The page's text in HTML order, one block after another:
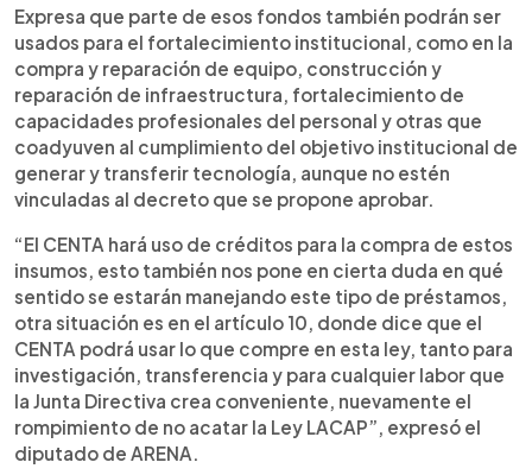
Expresa que parte de esos fondos también podrán ser
usados para el fortalecimiento institucional, como en la
compra y reparación de equipo, construcción y
reparación de infraestructura, fortalecimiento de
capacidades profesionales del personal y otras que
coadyuven al cumplimiento del objetivo institucional de
generar y transferir tecnología, aunque no estén
vinculadas al decreto que se propone aprobar.
“El CENTA hará uso de créditos para la compra de estos
insumos, esto también nos pone en cierta duda en qué
sentido se estarán manejando este tipo de préstamos,
otra situación es en el artículo 10, donde dice que el
CENTA podrá usar lo que compre en esta ley, tanto para
investigación, transferencia y para cualquier labor que
la Junta Directiva crea conveniente, nuevamente el
rompimiento de no acatar la Ley LACAP”, expresó el
diputado de ARENA.